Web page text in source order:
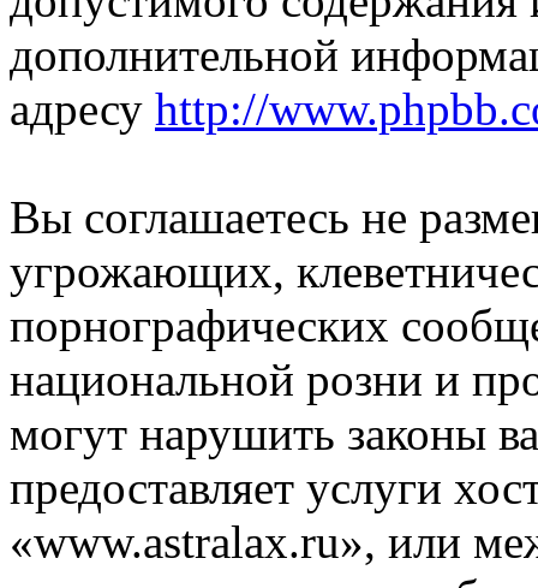
дополнительной
адресу http://
Вы соглашаетесь не
угрожающих,
порнографических
национальной розни и
могут нарушить законы
предоставляет услуги
«www.astralax.ru», или